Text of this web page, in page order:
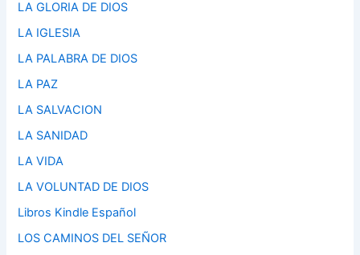
LA GLORIA DE DIOS
LA IGLESIA
LA PALABRA DE DIOS
LA PAZ
LA SALVACION
LA SANIDAD
LA VIDA
LA VOLUNTAD DE DIOS
Libros Kindle Español
LOS CAMINOS DEL SEÑOR